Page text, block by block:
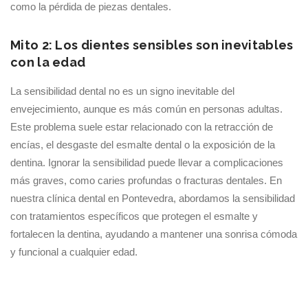
como la pérdida de piezas dentales.
Mito 2: Los dientes sensibles son inevitables
con la edad
La sensibilidad dental no es un signo inevitable del
envejecimiento, aunque es más común en personas adultas.
Este problema suele estar relacionado con la retracción de
encías, el desgaste del esmalte dental o la exposición de la
dentina. Ignorar la sensibilidad puede llevar a complicaciones
más graves, como caries profundas o fracturas dentales. En
nuestra clínica dental en Pontevedra, abordamos la sensibilidad
con tratamientos específicos que protegen el esmalte y
fortalecen la dentina, ayudando a mantener una sonrisa cómoda
y funcional a cualquier edad.